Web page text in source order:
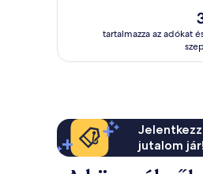
ár
tartalmazza az adókat
jutalom jár!